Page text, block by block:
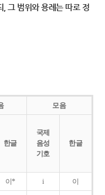
, 그 범위와 용례는 따로 정
모음
한글
국제
음성
기호
한글
이* i 이